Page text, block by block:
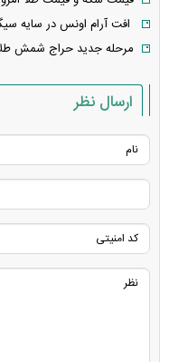
افت آرام اونس در سایه
مرحله جدید حراج شمش طلا از ۱۳ اردیبهشت
ارسال نظر